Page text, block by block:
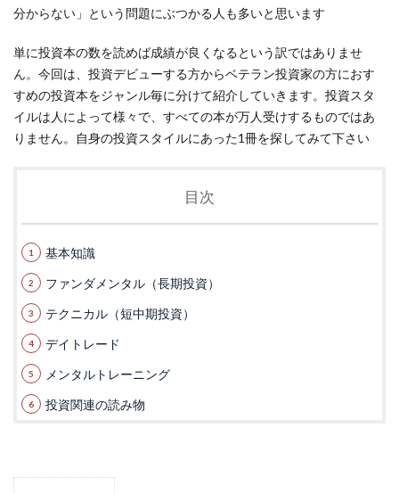
分からない」という問題にぶつかる人も多いと思います
単に投資本の数を読めば成績が良くなるという訳ではありませ
ん。今回は、投資デビューする方からベテラン投資家の方におす
すめの投資本をジャンル毎に分けて紹介していきます。投資スタ
イルは人によって様々で、すべての本が万人受けするものではあ
りません。自身の投資スタイルにあった1冊を探してみて下さい
目次
基本知識
ファンダメンタル（長期投資）
テクニカル（短中期投資）
デイトレード
メンタルトレーニング
投資関連の読み物